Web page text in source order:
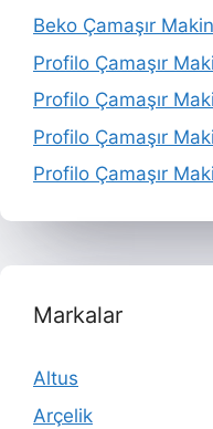
Beko Çamaşır
Profilo Çamaşır
Profilo Çamaşır
Profilo Çamaşır
Profilo Çamaşır
Markalar
Altus
Arçelik